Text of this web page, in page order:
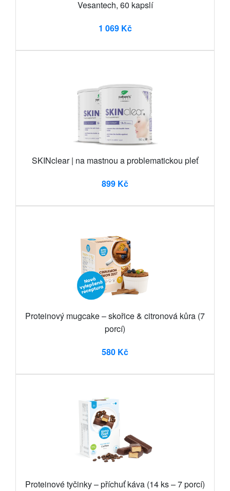
Vesantech, 60 kapslí
1 069 Kč
SKINclear | na mastnou a problematickou pleť
899 Kč
Proteinový mugcake – skořice & citronová kůra (7
porcí)
580 Kč
Proteinové tyčinky – příchuť káva (14 ks – 7 porcí)